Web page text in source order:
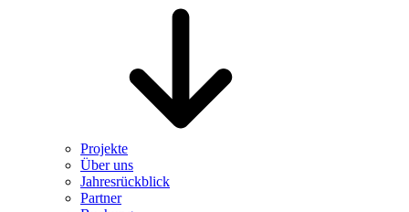
Projekte
Über uns
Jahresrückblick
Partner